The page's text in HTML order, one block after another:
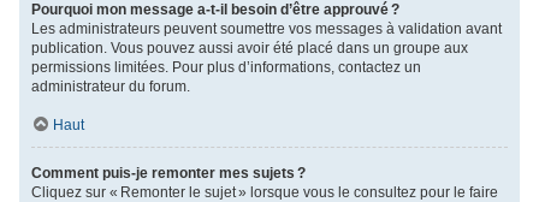
Pourquoi mon message a-t-il besoin d’être approuvé ?
Les administrateurs peuvent soumettre vos messages à validation avant
publication. Vous pouvez aussi avoir été placé dans un groupe aux
permissions limitées. Pour plus d’informations, contactez un
administrateur du forum.
Haut
Comment puis-je remonter mes sujets ?
Cliquez sur « Remonter le sujet » lorsque vous le consultez pour le faire